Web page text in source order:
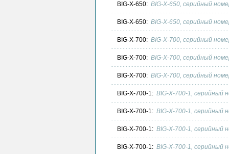
BIG-X-650: BIG-X-650, серийный
BIG-X-650: BIG-X-650, серийный
BIG-X-700: BIG-X-700, серийный
BIG-X-700: BIG-X-700, серийный
BIG-X-700: BIG-X-700, серийный
BIG-X-700-1: BIG-X-700-1, серийный
BIG-X-700-1: BIG-X-700-1, серийный
BIG-X-700-1: BIG-X-700-1, серийный
BIG-X-700-1: BIG-X-700-1, серийный